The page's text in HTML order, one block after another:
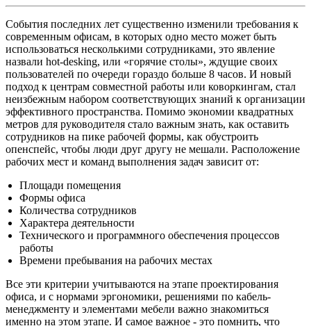
События последних лет существенно изменили требования к
современным офисам, в которых одно место может быть
использоваться несколькими сотрудниками, это явление
назвали hot-desking, или «горячие столы», ждущие своих
пользователей по очереди гораздо больше 8 часов. И новый
подход к центрам совместной работы или коворкингам, стал
неизбежным набором соответствующих знаний к организации
эффективного пространства. Помимо экономии квадратных
метров для руководителя стало важным знать, как оставить
сотрудников на пике рабочей формы, как обустроить
опенспейс, чтобы люди друг другу не мешали. Расположение
рабочих мест и команд выполнения задач зависит от:
Площади помещения
Формы офиса
Количества сотрудников
Характера деятельности
Технического и программного обеспечения процессов
работы
Времени пребывания на рабочих местах
Все эти критерии учитываются на этапе проектирования
офиса, и с нормами эргономики, решениями по кабель-
менеджменту и элементами мебели важно знакомиться
именно на этом этапе. И самое важное - это помнить, что